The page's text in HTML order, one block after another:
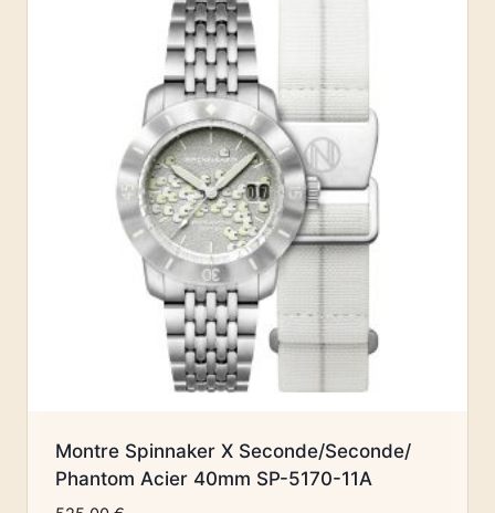
Montre Spinnaker X Seconde/Seconde/
Phantom Acier 40mm SP-5170-11A